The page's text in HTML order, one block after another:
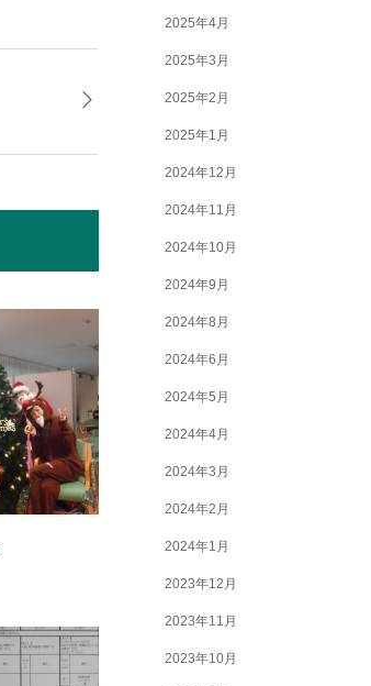
2025年4月
2025年3月
2025年2月
2025年1月
2024年12月
2024年11月
2024年10月
2024年9月
2024年8月
2024年6月
2024年5月
2024年4月
2024年3月
2024年2月
2024年1月
2023年12月
2023年11月
2023年10月